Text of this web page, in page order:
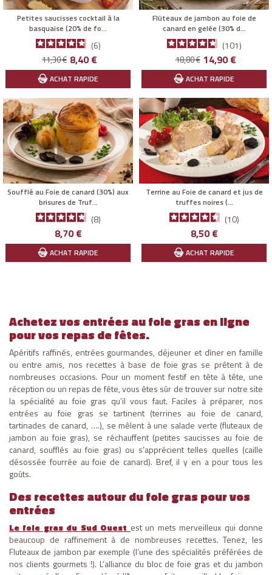
Petites saucisses cocktail à la
basquaise (20% de fo...
6
Prix
de
base
11,30 € Prix
8,40 €
ACHAT RAPIDE
Flûteaux de jambon au foie de
canard en gelée (30% d...
101
Prix
de
base
18,80 € Prix
14,90 €
ACHAT RAPIDE
Soufflé au Foie de canard (30%) aux
brisures de Truf...
8
Prix
8,70 €
ACHAT RAPIDE
Terrine au Foie de canard et jus de
truffes noires (...
10
Prix
8,50 €
ACHAT RAPIDE
Achetez vos entrées au foie gras en ligne
pour vos repas de fêtes.
Apéritifs raffinés, entrées gourmandes, déjeuner et dîner en famille
ou entre amis, nos recettes à base de foie gras se prêtent à de
nombreuses occasions. Pour un moment festif en tête à tête, une
réception ou un repas de fête, vous êtes sûr de trouver sur notre site
la spécialité au foie gras qu’il vous faut. Faciles à préparer, nos
entrées au foie gras se tartinent (terrines au foie de canard,
tartinades de canard, ….), se mêlent à une salade verte (fluteaux de
jambon au foie gras), se réchauffent (petites saucisses au foie de
canard, soufflés au foie gras) ou s’apprécient telles quelles (caille
désossée fourrée au foie de canard). Bref, il y en a pour tous les
goûts.
Des recettes autour du foie gras pour vos
entrées
Le foie gras du Sud Ouest est un mets merveilleux qui donne
beaucoup de raffinement à de nombreuses recettes. Tenez, les
Fluteaux de jambon par exemple (l’une des spécialités préférées de
nos clients gourmets !). L’alliance du bloc de foie gras et du jambon